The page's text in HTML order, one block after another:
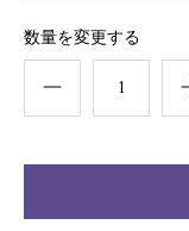
数量を変更する